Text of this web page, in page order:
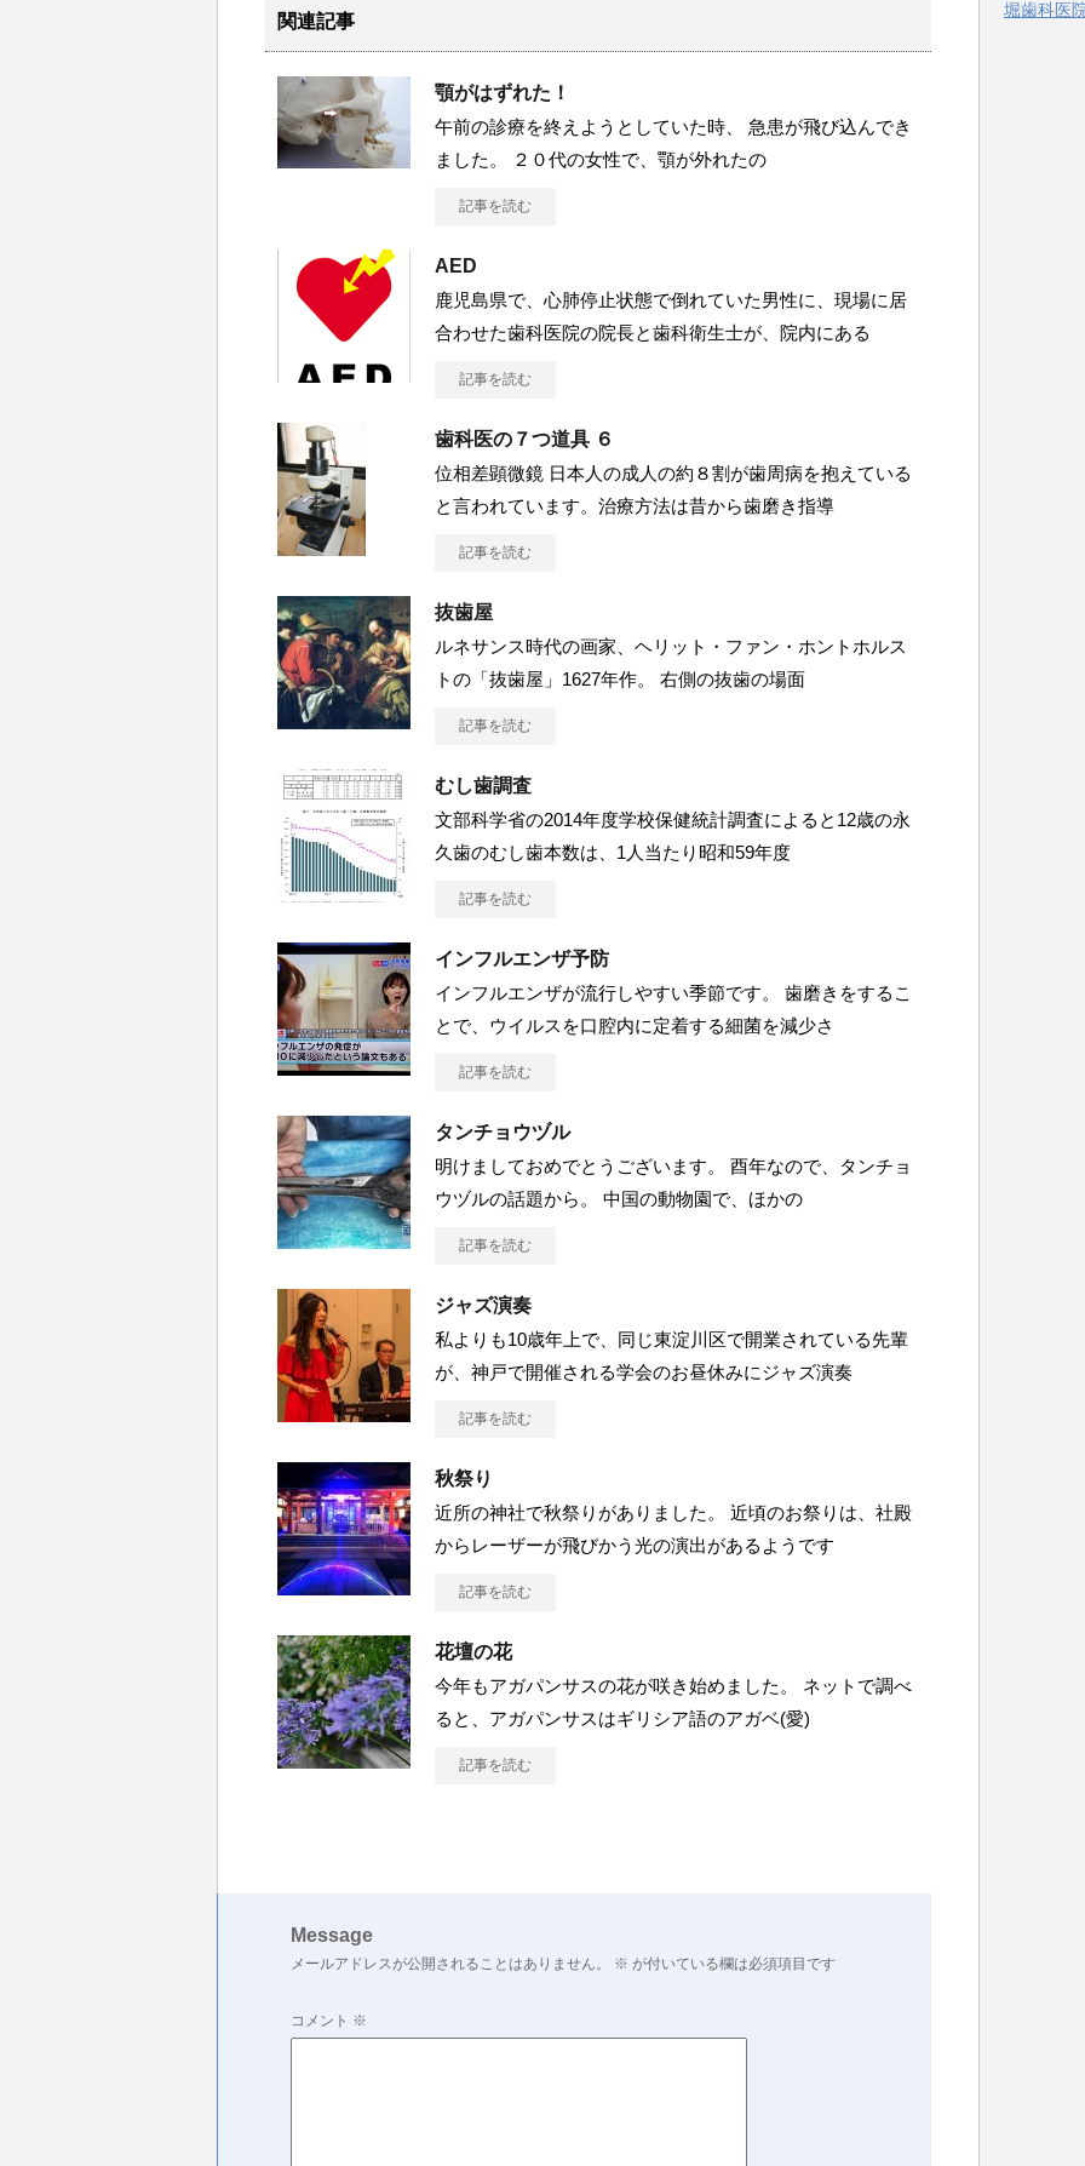
関連記事
顎がはずれた！
午前の診療を終えようとしていた時、 急患が飛び込んでき
ました。 ２０代の女性で、顎が外れたの
記事を読む
AED
鹿児島県で、心肺停止状態で倒れていた男性に、現場に居
合わせた歯科医院の院長と歯科衛生士が、院内にある
記事を読む
歯科医の７つ道具 ６
位相差顕微鏡 日本人の成人の約８割が歯周病を抱えている
と言われています。治療方法は昔から歯磨き指導
記事を読む
抜歯屋
ルネサンス時代の画家、ヘリット・ファン・ホントホルス
トの「抜歯屋」1627年作。 右側の抜歯の場面
記事を読む
むし歯調査
文部科学省の2014年度学校保健統計調査によると12歳の永
久歯のむし歯本数は、1人当たり昭和59年度
記事を読む
インフルエンザ予防
インフルエンザが流行しやすい季節です。 歯磨きをするこ
とで、ウイルスを口腔内に定着する細菌を減少さ
記事を読む
タンチョウヅル
明けましておめでとうございます。 酉年なので、タンチョ
ウヅルの話題から。 中国の動物園で、ほかの
記事を読む
ジャズ演奏
私よりも10歳年上で、同じ東淀川区で開業されている先輩
が、神戸で開催される学会のお昼休みにジャズ演奏
記事を読む
秋祭り
近所の神社で秋祭りがありました。 近頃のお祭りは、社殿
からレーザーが飛びかう光の演出があるようです
記事を読む
花壇の花
今年もアガパンサスの花が咲き始めました。 ネットで調べ
ると、アガパンサスはギリシア語のアガベ(愛)
記事を読む
Message
メールアドレスが公開されることはありません。 ※ が付いている欄は必須項目です
コメント ※
ー
堀歯科医